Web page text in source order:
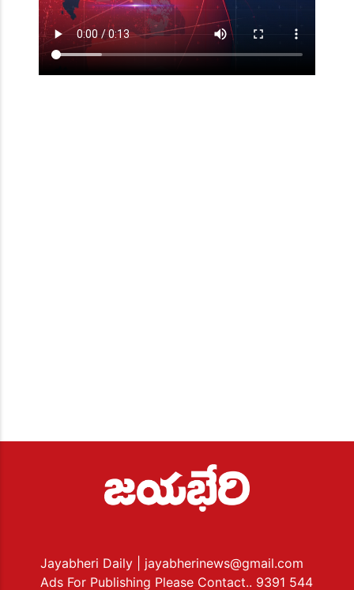
Jayabheri Daily
| jayabherinews@gmail.com
Ads For Publishing Please Contact.. 9391 544